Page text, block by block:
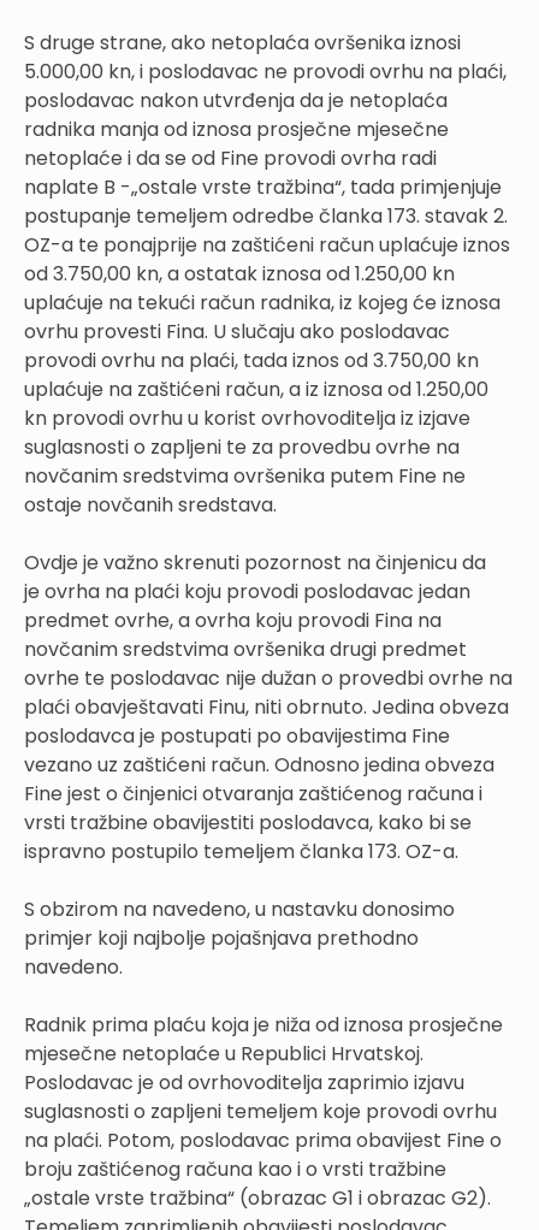
S druge strane, ako netoplaća ovršenika iznosi
5.000,00 kn, i poslodavac ne provodi ovrhu na plaći,
poslodavac nakon utvrđenja da je netoplaća
radnika manja od iznosa prosječne mjesečne
netoplaće i da se od Fine provodi ovrha radi
naplate B -„ostale vrste tražbina“, tada primjenjuje
postupanje temeljem odredbe članka 173. stavak 2.
OZ-a te ponajprije na zaštićeni račun uplaćuje iznos
od 3.750,00 kn, a ostatak iznosa od 1.250,00 kn
uplaćuje na tekući račun radnika, iz kojeg će iznosa
ovrhu provesti Fina. U slučaju ako poslodavac
provodi ovrhu na plaći, tada iznos od 3.750,00 kn
uplaćuje na zaštićeni račun, a iz iznosa od 1.250,00
kn provodi ovrhu u korist ovrhovoditelja iz izjave
suglasnosti o zapljeni te za provedbu ovrhe na
novčanim sredstvima ovršenika putem Fine ne
ostaje novčanih sredstava.
Ovdje je važno skrenuti pozornost na činjenicu da
je ovrha na plaći koju provodi poslodavac jedan
predmet ovrhe, a ovrha koju provodi Fina na
novčanim sredstvima ovršenika drugi predmet
ovrhe te poslodavac nije dužan o provedbi ovrhe na
plaći obavještavati Finu, niti obrnuto. Jedina obveza
poslodavca je postupati po obavijestima Fine
vezano uz zaštićeni račun. Odnosno jedina obveza
Fine jest o činjenici otvaranja zaštićenog računa i
vrsti tražbine obavijestiti poslodavca, kako bi se
ispravno postupilo temeljem članka 173. OZ-a.
S obzirom na navedeno, u nastavku donosimo
primjer koji najbolje pojašnjava prethodno
navedeno.
Radnik prima plaću koja je niža od iznosa prosječne
mjesečne netoplaće u Republici Hrvatskoj.
Poslodavac je od ovrhovoditelja zaprimio izjavu
suglasnosti o zapljeni temeljem koje provodi ovrhu
na plaći. Potom, poslodavac prima obavijest Fine o
broju zaštićenog računa kao i o vrsti tražbine
„ostale vrste tražbina“ (obrazac G1 i obrazac G2).